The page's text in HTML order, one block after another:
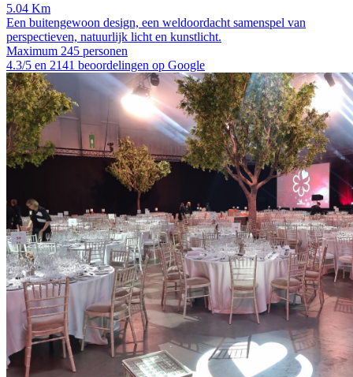
5.04 Km
Een buitengewoon design, een weldoordacht samenspel van
perspectieven, natuurlijk licht en kunstlicht.
Maximum 245 personen
4.3/5 en 2141 beoordelingen op Google